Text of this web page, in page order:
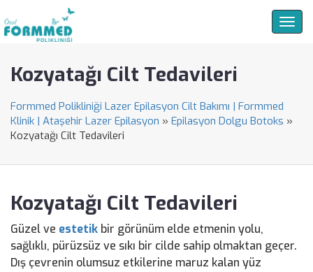
Kozyatağı Cilt Tedavileri
Formmed Polikliniği Lazer Epilasyon Cilt Bakımı | Formmed
Klinik | Ataşehir Lazer Epilasyon » Epilasyon Dolgu Botoks »
Kozyatağı Cilt Tedavileri
Kozyatağı Cilt Tedavileri
Güzel ve estetik bir görünüm elde etmenin yolu,
sağlıklı, pürüzsüz ve sıkı bir cilde sahip olmaktan geçer.
Dış çevrenin olumsuz etkilerine maruz kalan yüz